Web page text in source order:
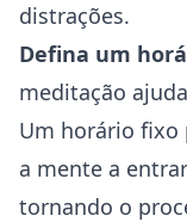
distrações.
Defina um
meditação
Um horário fixo
a mente a
tornando o